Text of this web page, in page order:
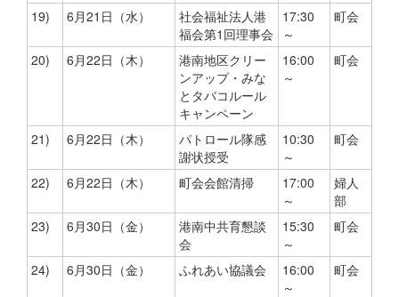
19)
6月21日（水）
社会福祉法人港
福会第1回理事会
17:30
～
町会
20) 6月22日（木）
港南地区クリー
ンアップ・みな
とタバコルール
キャンペーン
16:00
～
町会
21) 6月22日（木）
パトロール隊感
謝状授受
10:30
～
町会
22) 6月22日（木） 町会会館清掃
17:00
～
婦人
部
23)
6月30日（金）
港南中共育懇談
会
15:30
～
町会
24) 6月30日（金） ふれあい協議会
16:00
～
町会